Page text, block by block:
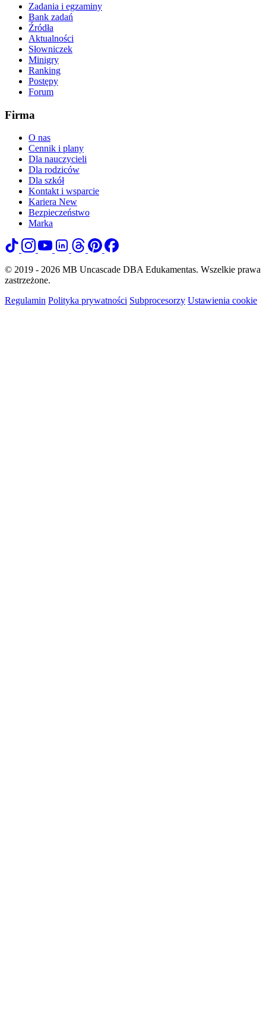
Zadania i egzaminy
Bank zadań
Źródła
Aktualności
Słowniczek
Minigry
Ranking
Postępy
Forum
Firma
O nas
Cennik i plany
Dla nauczycieli
Dla rodziców
Dla szkół
Kontakt i wsparcie
Kariera New
Bezpieczeństwo
Marka
© 2019 - 2026 MB Uncascade DBA Edukamentas. Wszelkie prawa
zastrzeżone.
Regulamin Polityka prywatności Subprocesorzy Ustawienia cookie